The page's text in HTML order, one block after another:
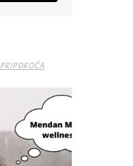
PRIPOROČA